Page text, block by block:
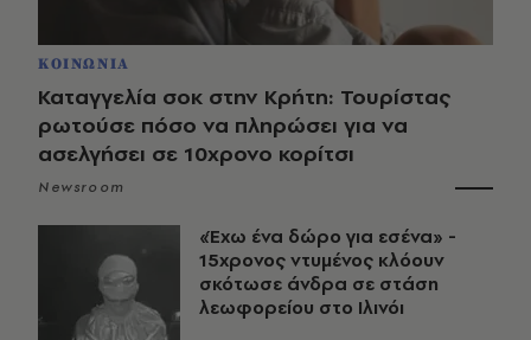
ΚΟΙΝΩΝΙΑ
Καταγγελία σοκ στην Κρήτη: Τουρίστας
ρωτούσε πόσο να πληρώσει για να
ασελγήσει σε 10χρονο κορίτσι
Newsroom
«Έχω ένα δώρο για εσένα» -
15χρονος ντυμένος κλόουν
σκότωσε άνδρα σε στάση
λεωφορείου στο Ιλινόι